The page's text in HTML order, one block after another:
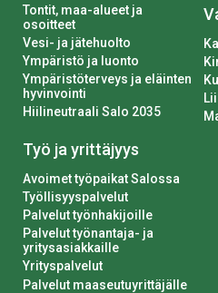
Tontit, maa-alueet ja
osoitteet
Vesi- ja jätehuolto
Ympäristö ja luonto
Ympäristöterveys ja eläinten
hyvinvointi
Hiilineutraali Salo 2035
Työ ja yrittäjyys
Avoimet työpaikat Salossa
Työllisyyspalvelut
Palvelut työnhakijoille
Palvelut työnantaja- ja
yritysasiakkaille
Yrityspalvelut
Palvelut maaseutuyrittäjälle